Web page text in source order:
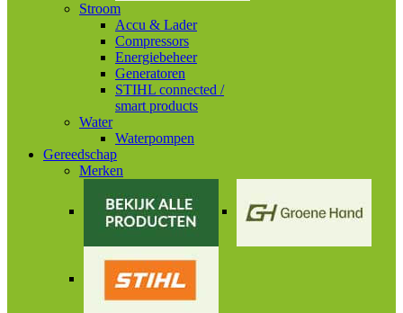
Stroom
Accu & Lader
Compressors
Energiebeheer
Generatoren
STIHL connected /
smart products
Water
Waterpompen
Gereedschap
Merken